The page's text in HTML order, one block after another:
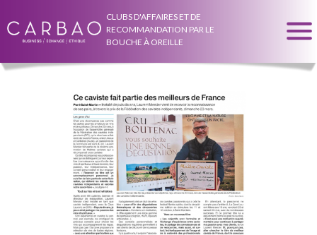
CLUBS D'AFFAIRES ET DE
RECOMMANDATION PAR LE
BOUCHE À OREILLE